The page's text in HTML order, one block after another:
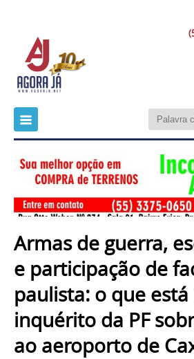
Armas de guerra,
e participação de
paulista: o que
inquérito da PF
ao aeroporto de